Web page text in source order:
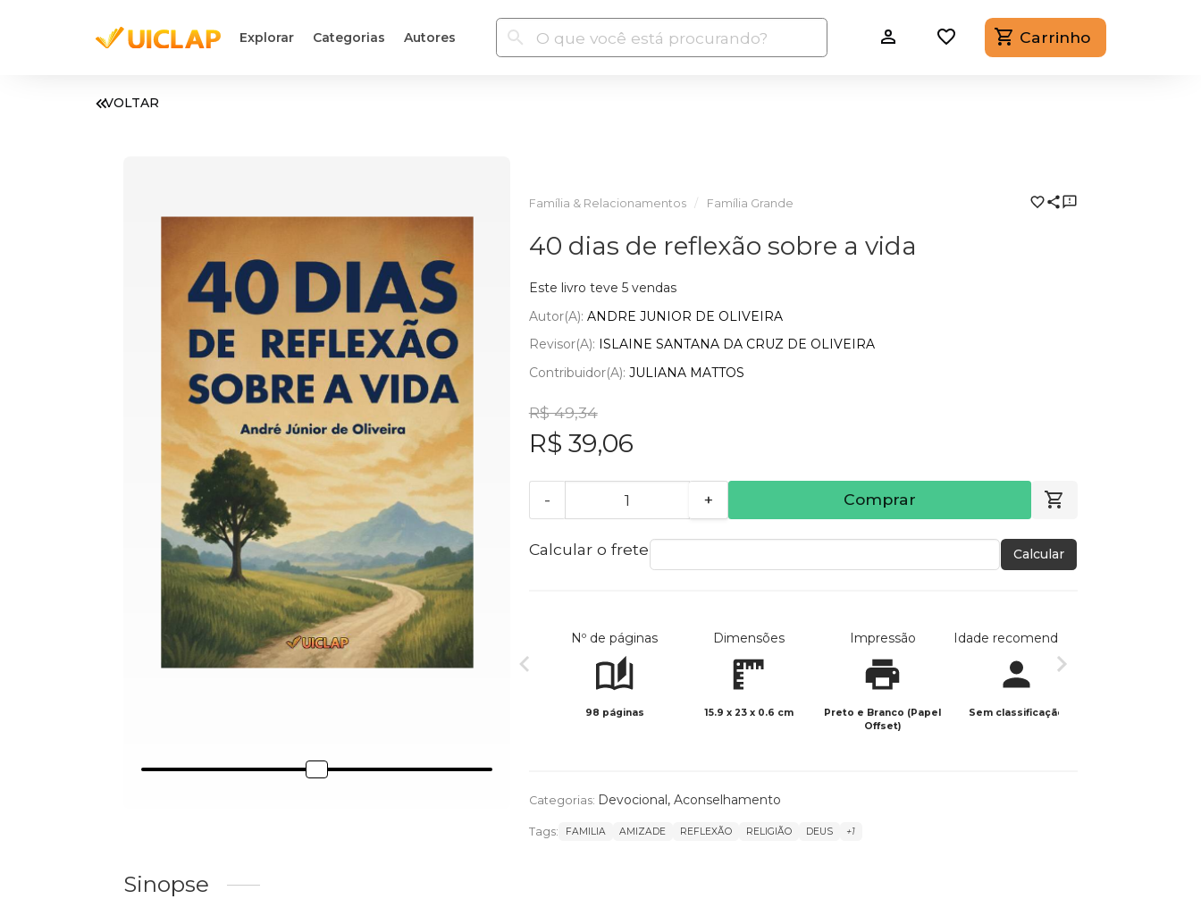
Explorar Categorias Autores Carrinho
VOLTAR
Família & Relacionamentos Família Grande
40 dias de reflexão sobre a vida
Este livro teve 5 vendas
Autor(a): ANDRE JUNIOR DE OLIVEIRA
Revisor(a): ISLAINE SANTANA DA CRUZ DE OLIVEIRA
Contribuidor(a): JULIANA MATTOS
R$ 49,34
R$ 39,06
- + Comprar
Calcular o frete Calcular
Nº de páginas
98 páginas
Dimensões
15.9 x 23 x 0.6 cm
Impressão
Preto e Branco (Papel
Offset)
Idade recomendada
Sem classificação
Categorias: Devocional, Aconselhamento
Tags: FAMILIA AMIZADE REFLEXÃO RELIGIÃO DEUS +1
Sinopse